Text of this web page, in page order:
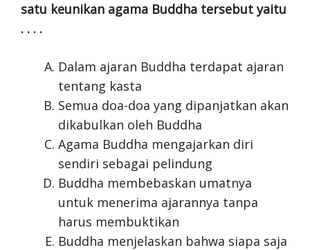
satu keunikan agama Buddha tersebut yaitu
. . . .
Dalam ajaran Buddha terdapat ajaran
tentang kasta
Semua doa-doa yang dipanjatkan akan
dikabulkan oleh Buddha
Agama Buddha mengajarkan diri
sendiri sebagai pelindung
Buddha membebaskan umatnya
untuk menerima ajarannya tanpa
harus membuktikan
Buddha menjelaskan bahwa siapa saja